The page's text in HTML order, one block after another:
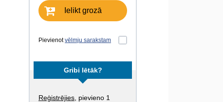
Ielikt grozā
Pievienotvēlmju sarakstam
Gribi lētāk?
Reģistrējies , pievieno 1